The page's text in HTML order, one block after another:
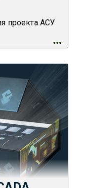
проекта АСУ